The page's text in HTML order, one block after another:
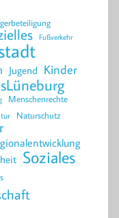
Fußverkehr
Jugend Kinder
Menschenrechte
Naturschutz
Soziales